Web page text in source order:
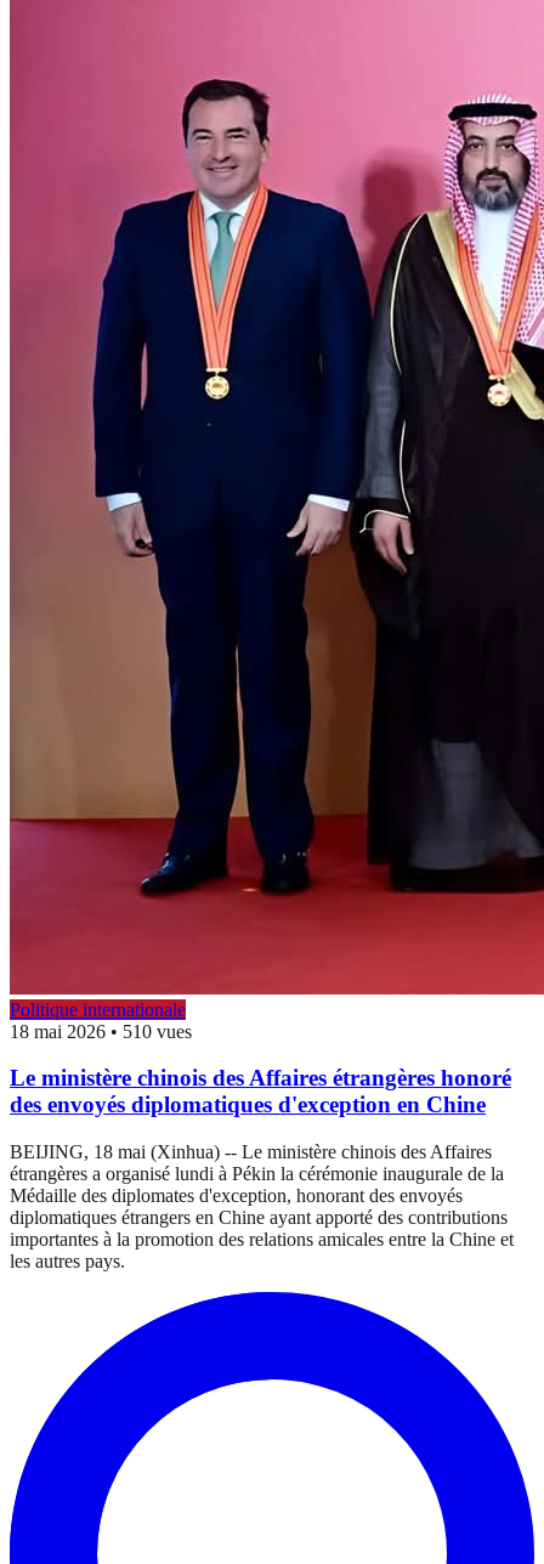
Politique internationale
18 mai 2026 • 510 vues
Le ministère chinois des Affaires étrangères honoré
des envoyés diplomatiques d'exception en Chine
BEIJING, 18 mai (Xinhua) -- Le ministère chinois des Affaires
étrangères a organisé lundi à Pékin la cérémonie inaugurale de la
Médaille des diplomates d'exception, honorant des envoyés
diplomatiques étrangers en Chine ayant apporté des contributions
importantes à la promotion des relations amicales entre la Chine et
les autres pays.